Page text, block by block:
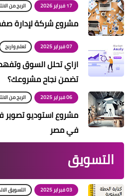
17 فبراير 2026 الربح من
مشروع شركة لإدارة
07 فبراير 2025 تعلم واربح
ازاي تحلل السوق
تضمن نجاح مشروعك؟
06 فبراير 2025 الربح من
مشروع استوديو تصوير
في مصر
التسويق
03 فبراير 2025 التسويق